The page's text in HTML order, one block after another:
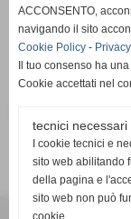
Finale playoff
Playoff nazionali
archivio news
ACCONSENTO,
navigando il sito
Cookie Policy -
Il tuo consenso ha
Cookie accettati nel
tecnici necessari
I cookie tecnici e
sito web abilitando
della pagina e
sito web non può
cookie.